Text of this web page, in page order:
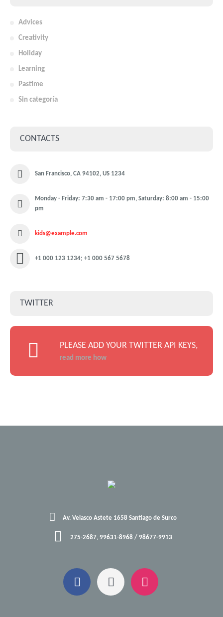
Advices
Creativity
Holiday
Learning
Pastime
Sin categoría
CONTACTS
San Francisco, CA 94102, US 1234
Monday - Friday: 7:30 am - 17:00 pm, Saturday: 8:00 am - 15:00
pm
kids@example.com
+1 000 123 1234; +1 000 567 5678
TWITTER
PLEASE ADD YOUR TWITTER API KEYS,
read more how
Av. Velasco Astete 1658 Santiago de Surco
275-2687, 99631-8968 / 98677-9913